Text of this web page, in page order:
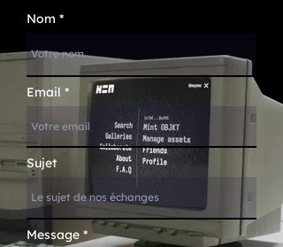
Nom
Email
Sujet
Message